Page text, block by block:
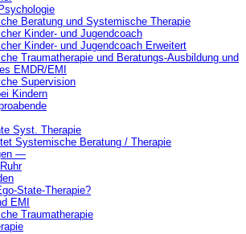
Beratung und Systemische Therapie
Kinder- und Jugendcoach
Kinder- und Jugendcoach Erweitert
Traumatherapie und Beratungs-Ausbildung und
EMDR/EMI
Supervision
Kindern
Syst. Therapie
Systemische Beratung / Therapie
—
State-Therapie?
EMI
Traumatherapie